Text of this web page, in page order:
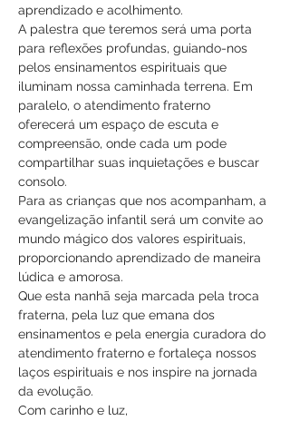
aprendizado e acolhimento.
A palestra que teremos será uma porta
para reflexões profundas, guiando-nos
pelos ensinamentos espirituais que
iluminam nossa caminhada terrena. Em
paralelo, o atendimento fraterno
oferecerá um espaço de escuta e
compreensão, onde cada um pode
compartilhar suas inquietações e buscar
consolo.
Para as crianças que nos acompanham, a
evangelização infantil será um convite ao
mundo mágico dos valores espirituais,
proporcionando aprendizado de maneira
lúdica e amorosa.
Que esta nanhã seja marcada pela troca
fraterna, pela luz que emana dos
ensinamentos e pela energia curadora do
atendimento fraterno e fortaleça nossos
laços espirituais e nos inspire na jornada
da evolução.
Com carinho e luz,